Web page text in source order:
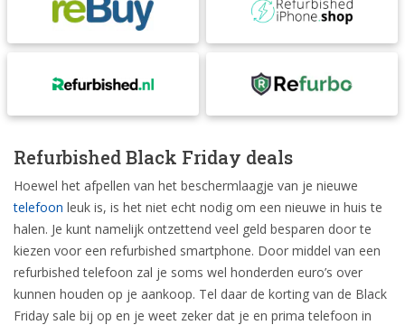
Refurbished Black Friday deals
Hoewel het afpellen van het beschermlaagje van je nieuwe
telefoon leuk is, is het niet echt nodig om een nieuwe in huis te
halen. Je kunt namelijk ontzettend veel geld besparen door te
kiezen voor een refurbished smartphone. Door middel van een
refurbished telefoon zal je soms wel honderden euro’s over
kunnen houden op je aankoop. Tel daar de korting van de Black
Friday sale bij op en je weet zeker dat je en prima telefoon in